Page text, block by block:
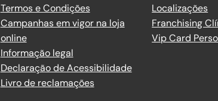
Termos e Condições
Campanhas em vigor na loja
online
Informação legal
Declaração de Acessibilidade
Livro de reclamações
Localizações
Franchising
Vip Card